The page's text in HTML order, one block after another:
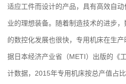
适应工件而设计的产品，具有高效自
业的理想装备。随着制造技术的进步
的数控化发展也很快，专用机床在生
据日本经济产业省（METI）出版的《
计数据，2015年专用机床按总产值占